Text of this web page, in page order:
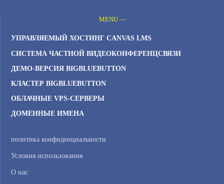
MENU —
УПРАВЛЯЕМЫЙ ХОСТИНГ CANVAS LMS
СИСТЕМА ЧАСТНОЙ ВИДЕОКОНФЕРЕНЦСВЯЗИ
ДЕМО-ВЕРСИЯ BIGBLUEBUTTON
КЛАСТЕР BIGBLUEBUTTON
ОБЛАЧНЫЕ VPS-СЕРВЕРЫ
ДОМЕННЫЕ ИМЕНА
политика конфиденциальности
Условия использования
О нас